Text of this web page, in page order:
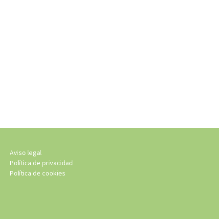
Aviso legal
Política de privacidad
Política de cookies